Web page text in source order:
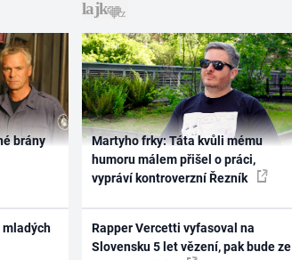
brány
mladých
Martyho frky: Táta kvůli mému
humoru málem přišel o práci,
vypráví kontroverzní Řezník
Rapper Vercetti vyfasoval na
Slovensku 5 let vězení, pak bude ze